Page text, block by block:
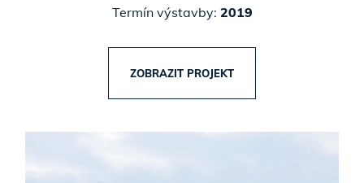
Termín výstavby: 2019
ZOBRAZIT PROJEKT